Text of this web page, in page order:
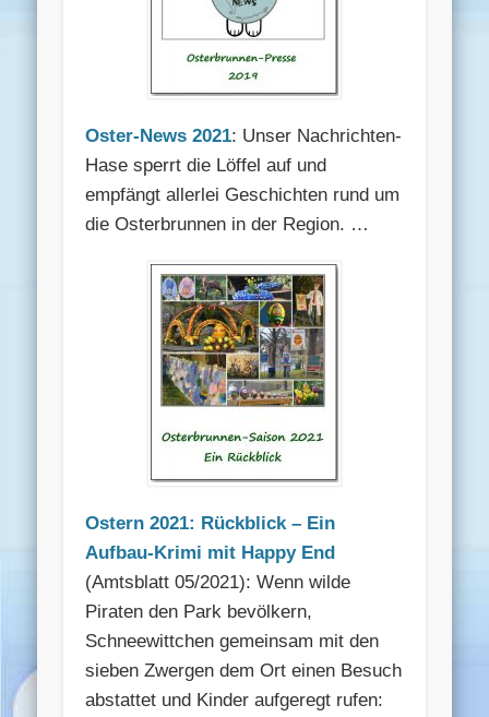
Oster-News 2021: Unser Nachrichten-
Hase sperrt die Löffel auf und
empfängt allerlei Geschichten rund um
die Osterbrunnen in der Region. …
Ostern 2021: Rückblick – Ein
Aufbau-Krimi mit Happy End
(Amtsblatt 05/2021): Wenn wilde
Piraten den Park bevölkern,
Schneewittchen gemeinsam mit den
sieben Zwergen dem Ort einen Besuch
abstattet und Kinder aufgeregt rufen: